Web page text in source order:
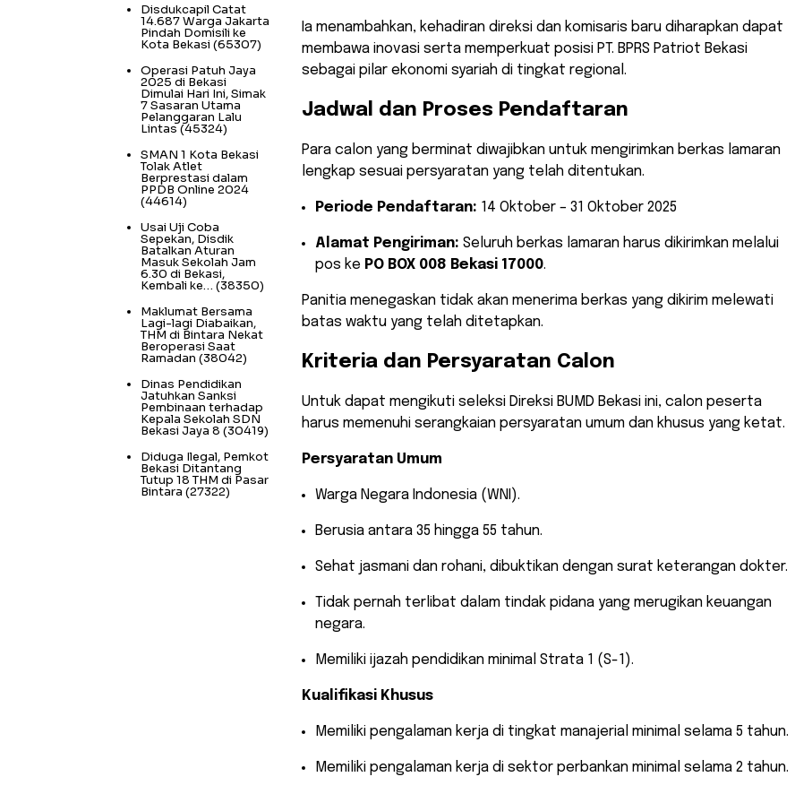
​Ia menambahkan, kehadiran direksi dan komisaris baru diharapkan dapat
membawa inovasi serta memperkuat posisi PT. BPRS Patriot Bekasi
sebagai pilar ekonomi syariah di tingkat regional.
Jadwal dan Proses Pendaftaran
​Para calon yang berminat diwajibkan untuk mengirimkan berkas lamaran
lengkap sesuai persyaratan yang telah ditentukan.
Periode Pendaftaran: 14 Oktober – 31 Oktober 2025
Alamat Pengiriman: Seluruh berkas lamaran harus dikirimkan melalui
pos ke PO BOX 008 Bekasi 17000.
​Panitia menegaskan tidak akan menerima berkas yang dikirim melewati
batas waktu yang telah ditetapkan.
Kriteria dan Persyaratan Calon
​Untuk dapat mengikuti seleksi Direksi BUMD Bekasi ini, calon peserta
harus memenuhi serangkaian persyaratan umum dan khusus yang ketat.
Persyaratan Umum
​Warga Negara Indonesia (WNI).
​Berusia antara 35 hingga 55 tahun.
​Sehat jasmani dan rohani, dibuktikan dengan surat keterangan dokter.
​Tidak pernah terlibat dalam tindak pidana yang merugikan keuangan
negara.
​Memiliki ijazah pendidikan minimal Strata 1 (S-1).
Kualifikasi Khusus
​Memiliki pengalaman kerja di tingkat manajerial minimal selama 5 tahun.
​Memiliki pengalaman kerja di sektor perbankan minimal selama 2 tahun.
Disdukcapil Catat
14.687 Warga Jakarta
Pindah Domisili ke
Kota Bekasi (65307)
Operasi Patuh Jaya
2025 di Bekasi
Dimulai Hari Ini, Simak
7 Sasaran Utama
Pelanggaran Lalu
Lintas(45324)
SMAN 1 Kota Bekasi
Tolak Atlet
Berprestasi dalam
PPDB Online 2024
(44614)
Usai Uji Coba
Sepekan, Disdik
Batalkan Aturan
Masuk Sekolah Jam
6.30 di Bekasi,
Kembali ke… (38350)
Maklumat Bersama
Lagi-lagi Diabaikan,
THM di Bintara Nekat
Beroperasi Saat
Ramadan (38042)
Dinas Pendidikan
Jatuhkan Sanksi
Pembinaan terhadap
Kepala Sekolah SDN
Bekasi Jaya 8 (30419)
Diduga Ilegal, Pemkot
Bekasi Ditantang
Tutup 18 THM di Pasar
Bintara (27322)